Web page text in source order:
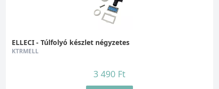
ELLECI - Túlfolyó készlet négyzetes
KTRMELL
3 490 Ft